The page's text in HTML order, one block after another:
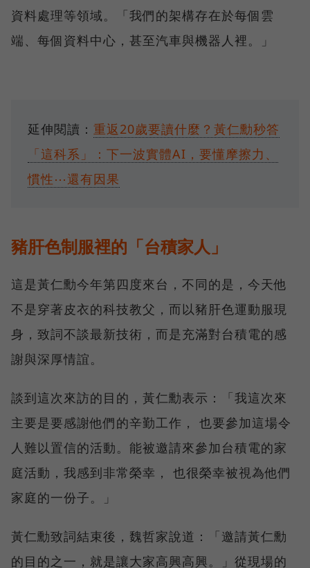
資料處理等領域。「我們的架構存在於每個雲
端、每個資料中心，甚至汽車與機器人裡。」
延伸閱讀： 重返20歲要讀什麼？黃仁勳秒答
「這科系」：下一波實體AI，要懂摩擦力、
慣性⋯還有因果
豬肝色制服裡的「台積家人」
這是黃仁勳今年第四度來台，不同的是，今天他
不是穿著皮衣的科技教父，而以豬肝色運動服現
身，致詞不談最新技術，而是充滿對台積電的感
謝與深厚情誼。
談到這次來訪的目的，黃仁勳表示：「我這次來
主要是要感謝他們的辛勤工作， 也要參加這場令
人難以置信的活動。能被邀請來參加台積電的家
庭活動，我感到非常榮幸， 也很榮幸被視為他們
家庭的一份子。」
黃仁勳致詞結束後，魏哲家說道：「邀請黃仁勳
的目的之一，就是讓大家高興高興。」從現場的